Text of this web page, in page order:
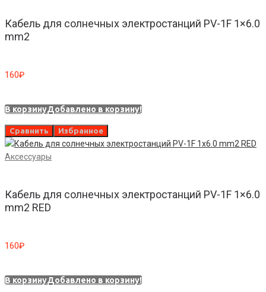
Кабель для солнечных электростанций PV-1F 1×6.0
mm2
160₽
В корзинуДобавлено в корзину!
Сравнить Избранное
Аксессуары
Кабель для солнечных электростанций PV-1F 1×6.0
mm2 RED
160₽
В корзинуДобавлено в корзину!